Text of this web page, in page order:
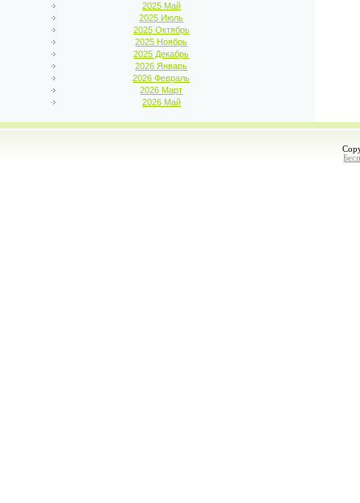
2025 Май
2025 Июль
2025 Октябрь
2025 Ноябрь
2025 Декабрь
2026 Январь
2026 Февраль
2026 Март
2026 Май